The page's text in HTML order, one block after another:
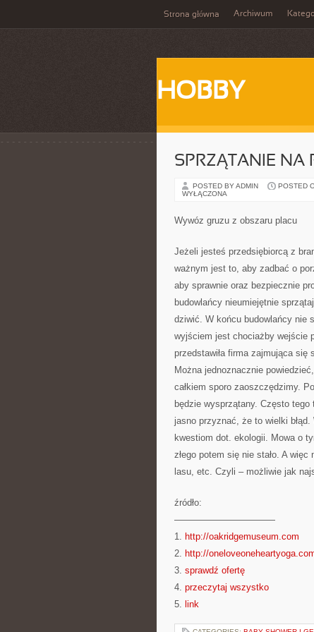
Strona główna Archiwum
HOBBY
SPRZĄTANIE NA
POSTED BY ADMIN POSTED
WYŁĄCZONA
Wywóz gruzu z obszaru placu
Jeżeli jesteś przedsiębiorcą z
ważnym jest to, aby zadbać o
aby sprawnie oraz bezpiecznie
budowlańcy nieumiejętnie
dziwić. W końcu budowlańcy nie
wyjściem jest chociażby wejście
przedstawiła firma zajmująca się
Można jednoznacznie
całkiem sporo zaoszczędzimy.
będzie wysprzątany. Często
jasno przyznać, że to wielki
kwestiom dot. ekologii. Mowa o
złego potem się nie stało. A
lasu, etc. Czyli – możliwie jak
źródło:
———————————
1. http://oakridgemuseum.com
2. http://
3. sprawdź ofertę
4. przeczytaj wszystko
5. link